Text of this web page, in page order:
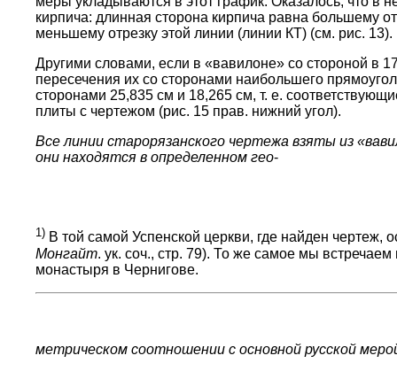
кирпича: длинная сторона кирпича равна большему
меньшему отрезку этой линии (линии КТ) (см. рис. 13).
Другими словами, если в «вавилоне» со стороной в
пересечения их со сторонами наибольшего
сторонами 25,835 см и 18,265 см, т. е.
плиты с чертежом (рис. 15 прав. нижний угол).
Все линии старорязанского чертежа взяты из
они находятся в определенном гео-
1) В той самой Успенской церкви, где найден
Монгайт. ук. соч., стр. 79). То же самое мы
монастыря в Чернигове.
метрическом соотношении с основной русской